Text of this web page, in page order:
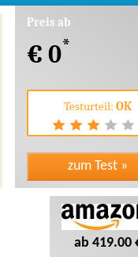
Preis ab
€ 0*
Testurteil: OK
ab 419.00